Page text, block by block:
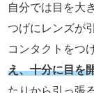
自分では目を大
つげにレンズが
コンタクトをつ
え、十分に目を
たりから引っ張